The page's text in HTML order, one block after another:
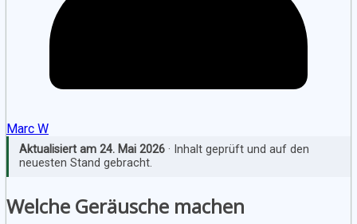
Marc W
Aktualisiert am 24. Mai 2026· Inhalt geprüft und auf den
neuesten Stand gebracht.
Welche Geräusche machen